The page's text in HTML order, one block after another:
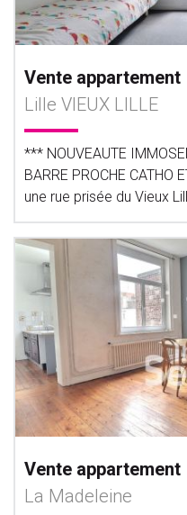
Vente appartement
Lille VIEUX LILLE
*** NOUVEAUTE
BARRE PROCHE CATHO
une rue prisée du Vieux
Vente appartement
La Madeleine